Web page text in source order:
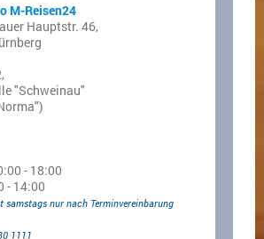
M-Reisen24
Hauptstr. 46,
"Schweinau"
- 18:00
- 14:00
samstags nur nach Terminvereinbarung
1111